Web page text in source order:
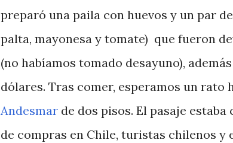
preparó una paila con huevos y un par
palta, mayonesa y tomate) que fueron
(no habíamos tomado desayuno),
dólares. Tras comer, esperamos un rato
Andesmar de dos pisos. El pasaje
de compras en Chile, turistas chilenos y